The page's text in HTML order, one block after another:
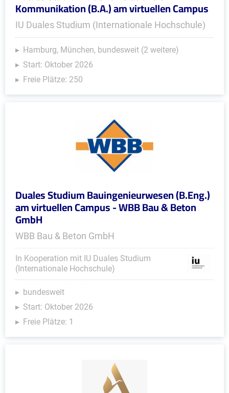
Kommunikation (B.A.) am virtuellen Campus
IU Duales Studium (Internationale Hochschule)
Hamburg, München, bundesweit (2 weitere)
Start: Oktober 2026
Freie Plätze: 250
Duales Studium Bauingenieurwesen (B.Eng.)
am virtuellen Campus - WBB Bau & Beton
GmbH
WBB Bau & Beton GmbH
In Kooperation mit IU Duales Studium
(Internationale Hochschule)
bundesweit
Start: Oktober 2026
Freie Plätze: 1